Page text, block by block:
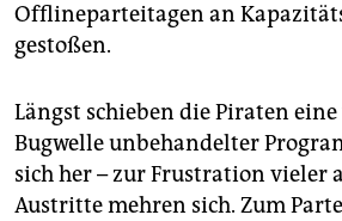
Offlineparteitagen an
gestoßen.
Längst schieben die Piraten eine
Bugwelle unbehandelter
sich her – zur Frustration vieler
Austritte mehren sich. Zum